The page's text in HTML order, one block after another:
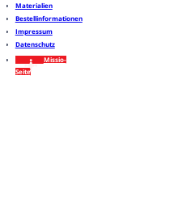
Materialien
Bestellinformationen
Impressum
Datenschutz
Missio-
Seite